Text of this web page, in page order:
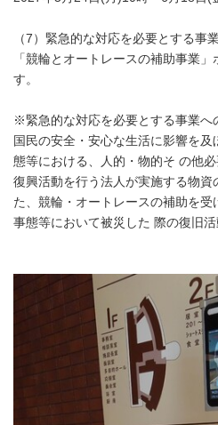
（7）緊急的な対応を必要とする事
「競輪とオートレースの補助事業
す。
※緊急的な対応を必要とする事業へ
国民の安全・安心な生活に影響を
態等における、人的・物的そ の他
復興活動を行う法人が実施する物資
た、競輪・オートレースの補助を受
事態等において被災した 際の復旧活